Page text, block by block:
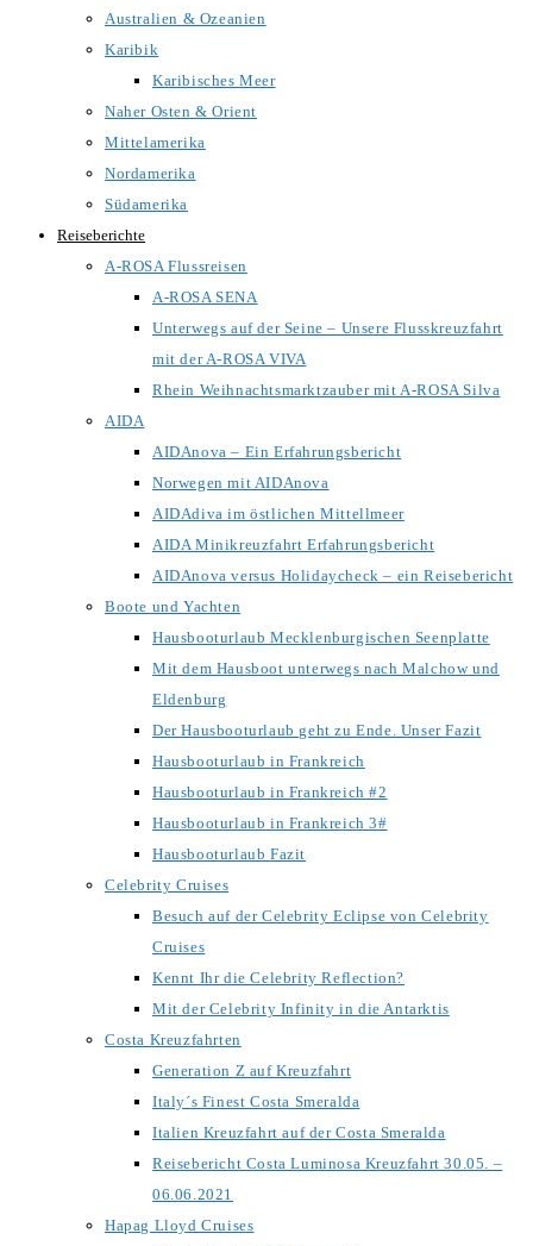
Australien & Ozeanien
Karibik
Karibisches Meer
Naher Osten & Orient
Mittelamerika
Nordamerika
Südamerika
Reiseberichte
A-ROSA Flussreisen
A-ROSA SENA
Unterwegs auf der Seine – Unsere Flusskreuzfahrt
mit der A-ROSA VIVA
Rhein Weihnachtsmarktzauber mit A-ROSA Silva
AIDA
AIDAnova – Ein Erfahrungsbericht
Norwegen mit AIDAnova
AIDAdiva im östlichen Mittellmeer
AIDA Minikreuzfahrt Erfahrungsbericht
AIDAnova versus Holidaycheck – ein Reisebericht
Boote und Yachten
Hausbooturlaub Mecklenburgischen Seenplatte
Mit dem Hausboot unterwegs nach Malchow und
Eldenburg
Der Hausbooturlaub geht zu Ende. Unser Fazit
Hausbooturlaub in Frankreich
Hausbooturlaub in Frankreich #2
Hausbooturlaub in Frankreich 3#
Hausbooturlaub Fazit
Celebrity Cruises
Besuch auf der Celebrity Eclipse von Celebrity
Cruises
Kennt Ihr die Celebrity Reflection?
Mit der Celebrity Infinity in die Antarktis
Costa Kreuzfahrten
Generation Z auf Kreuzfahrt
Italy´s Finest Costa Smeralda
Italien Kreuzfahrt auf der Costa Smeralda
Reisebericht Costa Luminosa Kreuzfahrt 30.05. –
06.06.2021
Hapag Lloyd Cruises